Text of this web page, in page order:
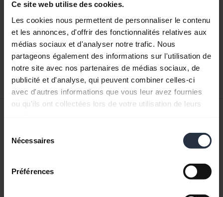
Ce site web utilise des cookies.
Les cookies nous permettent de personnaliser le contenu
et les annonces, d'offrir des fonctionnalités relatives aux
médias sociaux et d'analyser notre trafic. Nous
partageons également des informations sur l'utilisation de
notre site avec nos partenaires de médias sociaux, de
publicité et d'analyse, qui peuvent combiner celles-ci
avec d'autres informations que vous leur avez fournies
ou qu'ils ont collectées lors de votre utilisation de leurs
Nécessaires
Préférences
Guide de démarrage rapide
Anglais
Télécharger
0.33 MB - pdf
expand_more